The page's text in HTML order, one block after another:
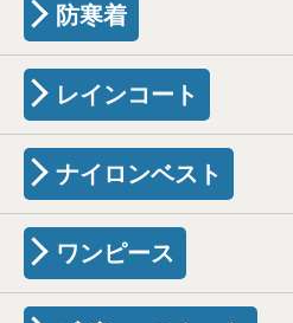
防寒着
レインコート
ナイロンベスト
ワンピース